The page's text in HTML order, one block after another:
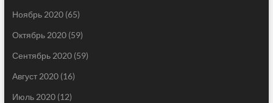
Ноябрь 2020(65)
Октябрь 2020(59)
Сентябрь 2020(59)
Август 2020(16)
Июль 2020(12)